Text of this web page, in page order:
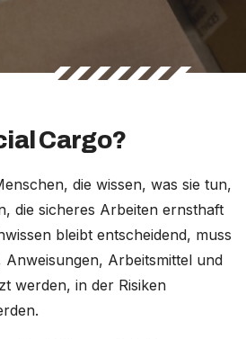
Cargo?
die wissen, was sie tun,
die sicheres Arbeiten ernsthaft
bleibt entscheidend, muss
Arbeitsmittel und
werden, in der Risiken